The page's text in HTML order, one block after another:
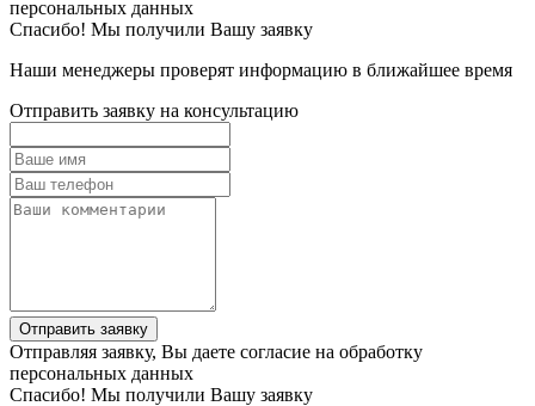
персональных данных
Спасибо! Мы получили Вашу заявку
Наши менеджеры проверят информацию в ближайшее время
Отправить заявку на консультацию
Отправить заявку
Отправляя заявку, Вы даете согласие на обработку
персональных данных
Спасибо! Мы получили Вашу заявку